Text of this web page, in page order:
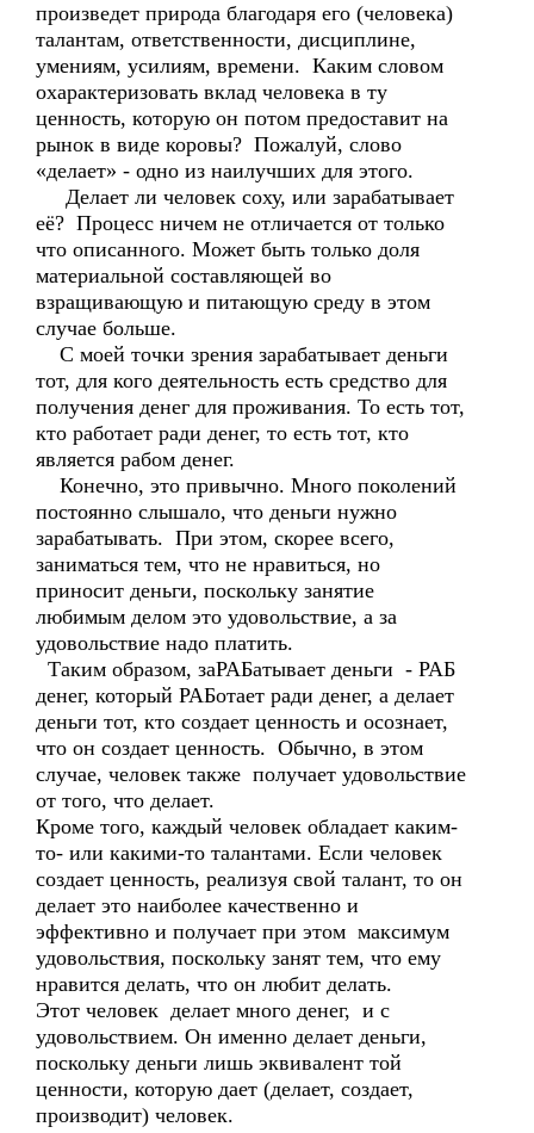
произведет природа благодаря его (человека)
талантам, ответственности, дисциплине,
умениям, усилиям, времени. Каким словом
охарактеризовать вклад человека в ту
ценность, которую он потом предоставит на
рынок в виде коровы? Пожалуй, слово
«делает» - одно из наилучших для этого.
Делает ли человек соху, или зарабатывает
её? Процесс ничем не отличается от только
что описанного. Может быть только доля
материальной составляющей во
взращивающую и питающую среду в этом
случае больше.
С моей точки зрения зарабатывает деньги
тот, для кого деятельность есть средство для
получения денег для проживания. То есть тот,
кто работает ради денег, то есть тот, кто
является рабом денег.
Конечно, это привычно. Много поколений
постоянно слышало, что деньги нужно
зарабатывать. При этом, скорее всего,
заниматься тем, что не нравиться, но
приносит деньги, поскольку занятие
любимым делом это удовольствие, а за
удовольствие надо платить.
Таким образом, заРАБатывает деньги - РАБ
денег, который РАБотает ради денег, а делает
деньги тот, кто создает ценность и осознает,
что он создает ценность. Обычно, в этом
случае, человек также получает удовольствие
от того, что делает.
Кроме того, каждый человек обладает каким-
то- или какими-то талантами. Если человек
создает ценность, реализуя свой талант, то он
делает это наиболее качественно и
эффективно и получает при этом максимум
удовольствия, поскольку занят тем, что ему
нравится делать, что он любит делать.
Этот человек делает много денег, и с
удовольствием. Он именно делает деньги,
поскольку деньги лишь эквивалент той
ценности, которую дает (делает, создает,
производит) человек.